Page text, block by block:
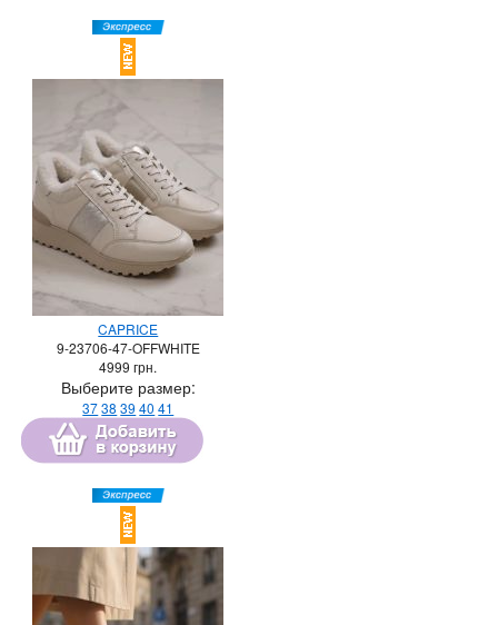
CAPRICE
9-23706-47-OFFWHITE
4999 грн.
Выберите размер:
3738 39 40 41